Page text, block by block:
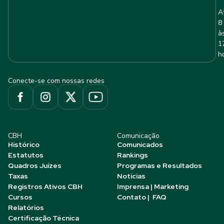
8
Conecte-se com nossas redes
CBH
Histórico
Estatutos
Quadros Juízes
Taxas
Registros Ativos CBH
Cursos
Relatórios
Certificação Técnica
Comunicação
Comunicados
Rankings
Programas e Resultados
Notícias
Imprensa | Marketing
Contato | FAQ